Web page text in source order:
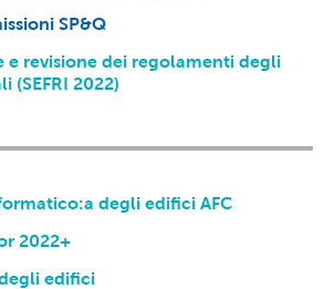
SP&Q
e revisione dei regolamenti degli
(SEFRI 2022)
degli edifici AFC
2022+
edifici